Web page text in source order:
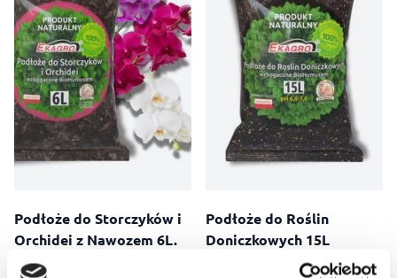
Podłoże do Storczyków i
Orchidei z Nawozem 6L.
Mieszanka dla storczyków z
Podłoże do Roślin
Doniczkowych 15L
Optymalne podłoże do roślin